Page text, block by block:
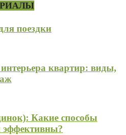
поездки
квартир: виды,
Какие способы
эффективны?